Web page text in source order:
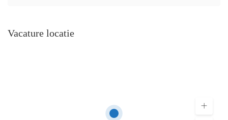
Vacature locatie